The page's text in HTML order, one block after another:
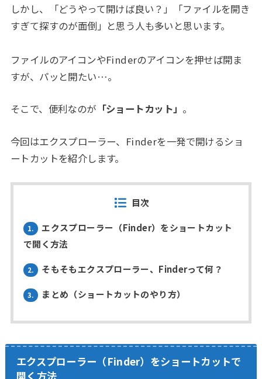
しかし、「どうやって開けば良い？」「ファイルを開き
すぎて探すのが面倒」と思う人も多いと思います。
ファイルのアイコンやFinderのアイコンを押せば開ま
すが、パッと開たい…。
そこで、便利なのが 「ショートカット」 。
今回はエクスプローラー、Finderを一発で開けるショ
ートカットを紹介します。
目次
1.
エクスプローラー（Finder）をショートカット
で開く方法
2. そもそもエクスプローラー、Finderって何？
3. まとめ（ショートカットのやり方）
エクスプローラー（Finder）をショートカットで
開く方法